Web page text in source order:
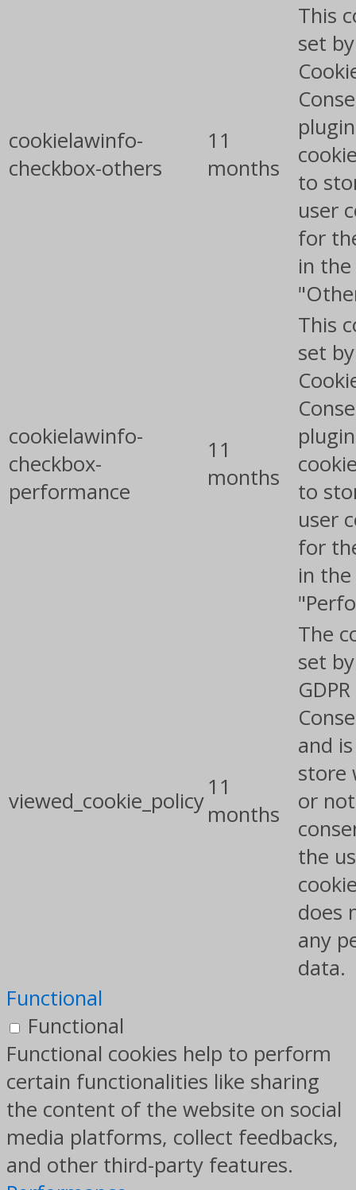
cookielawinfo-
checkbox-others
11
months
This
set
to
user
for
in
cookielawinfo-
checkbox-
performance
11
months
This
set
to
user
for
in
viewed_cookie_policy
11
months
The
set
and
store
or
the
does
any
data.
Functional
Functional
Functional cookies help to perform
certain functionalities like sharing
the content of the website on social
media platforms, collect feedbacks,
and other third-party features.